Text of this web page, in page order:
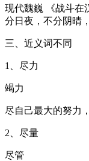
现代魏巍 《战斗在
分日夜，不分阴晴
三、近义词不同
1、尽力
竭力
尽自己最大的努力
2、尽量
尽管